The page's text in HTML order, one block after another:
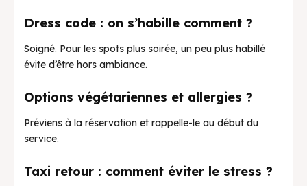
Dress code : on s’habille comment ?
Soigné. Pour les spots plus soirée, un peu plus habillé
évite d’être hors ambiance.
Options végétariennes et allergies ?
Préviens à la réservation et rappelle-le au début du
service.
Taxi retour : comment éviter le stress ?